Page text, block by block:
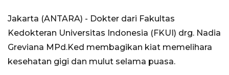
Jakarta (ANTARA) - Dokter dari Fakultas
Kedokteran Universitas Indonesia (FKUI) drg. Nadia
Greviana MPd.Ked membagikan kiat memelihara
kesehatan gigi dan mulut selama puasa.